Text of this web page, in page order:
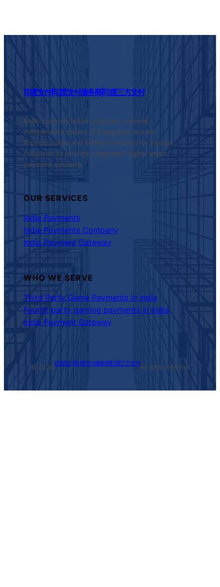
印度支付|印度支付服务商|印度三方支付
Multi-scenario Indian payment channel,
independent choice of integrated access.
Provide online and offline scenarios for various
industries to provide integrated digital smart
payment solutions.
OUR SERVICES
India Payments
India Payments Company
India Payment Gateway
WHO WE SERVE
Third Party Game Payments in India
Fourth-party gaming payments in India
India Payment Gateway
© 2024.
印度支付|印度支付服务商|印度三方支付
All rights reserved